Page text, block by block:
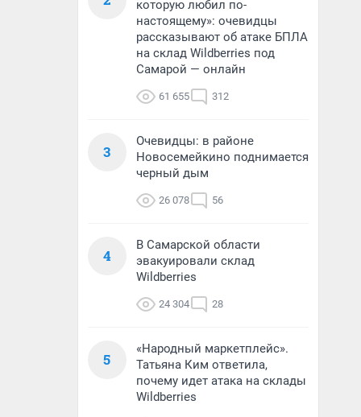
которую любил по-
настоящему»: очевидцы
рассказывают об атаке БПЛА
на склад Wildberries под
Самарой — онлайн
61 655 312
3
Очевидцы: в районе
Новосемейкино поднимается
черный дым
26 078 56
4
В Самарской области
эвакуировали склад
Wildberries
24 304 28
5
«Народный маркетплейс».
Татьяна Ким ответила,
почему идет атака на склады
Wildberries